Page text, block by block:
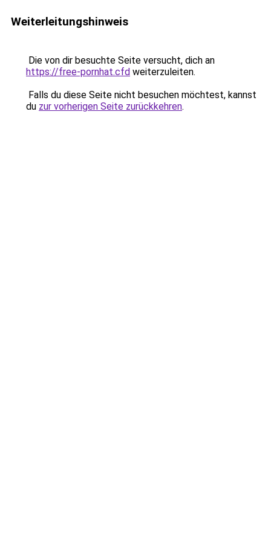
Weiterleitungshinweis
Die von dir besuchte Seite versucht, dich an
https://free-pornhat.cfd weiterzuleiten.
Falls du diese Seite nicht besuchen möchtest, kannst
du zur vorherigen Seite zurückkehren.